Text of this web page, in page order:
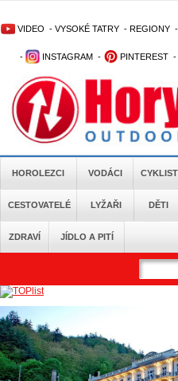
VIDEO - VYSOKÉ TATRY - REGIONY -
- INSTAGRAM - PINTEREST -
HOROLEZCI VODÁCI
CESTOVATELÉ LYŽAŘI DĚTI
ZDRAVÍ JÍDLO A PITÍ